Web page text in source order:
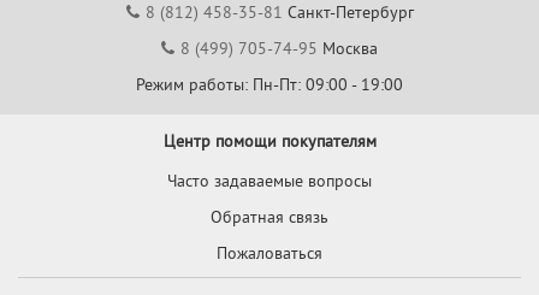
8 (812) 458-35-81 Санкт-Петербург
8 (499) 705-74-95 Москва
Режим работы: Пн-Пт: 09:00 - 19:00
Центр помощи покупателям
Часто задаваемые вопросы
Обратная связь
Пожаловаться